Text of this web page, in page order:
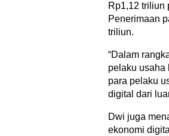
Rp1,12 triliun
Penerimaan
triliun.
“Dalam
pelaku usaha
para pelaku
digital dari
Dwi juga
ekonomi